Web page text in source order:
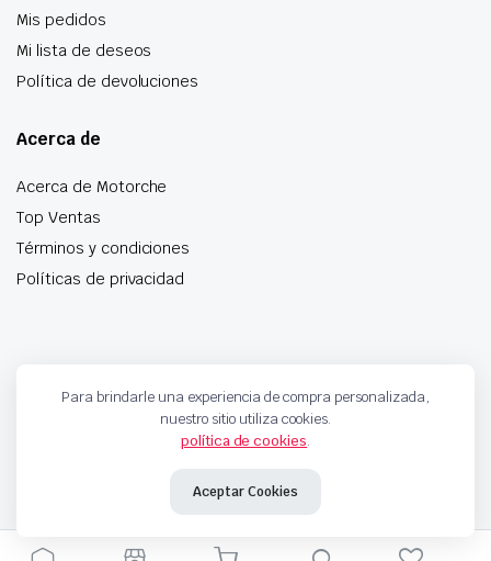
Mis pedidos
Mi lista de deseos
Política de devoluciones
Acerca de
Acerca de Motorche
Top Ventas
Términos y condiciones
Políticas de privacidad
airbag y mucho más
Para brindarle una experiencia de compra personalizada,
nuestro sitio utiliza cookies.
política de cookies.
Aceptar Cookies